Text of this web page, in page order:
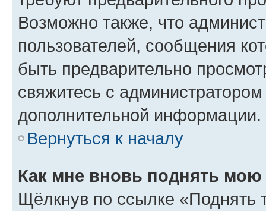
Возможно также, что
пользователей, сообщения
быть предварительно
свяжитесь с
дополнительной информации.
Вернуться к началу
Как мне вновь поднять мою
Щёлкнув по ссылке «Поднять